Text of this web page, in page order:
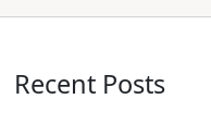
Recent Posts